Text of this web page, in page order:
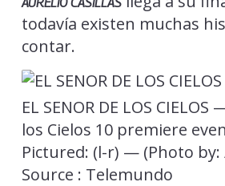
todavía existen muchas
contar.
EL SENOR DE LOS CIELOS
los Cielos 10 premiere
Pictured: (l-r) — (Photo
Source : Telemundo